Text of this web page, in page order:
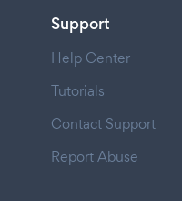
Support
Help Center
Tutorials
Contact Support
Report Abuse